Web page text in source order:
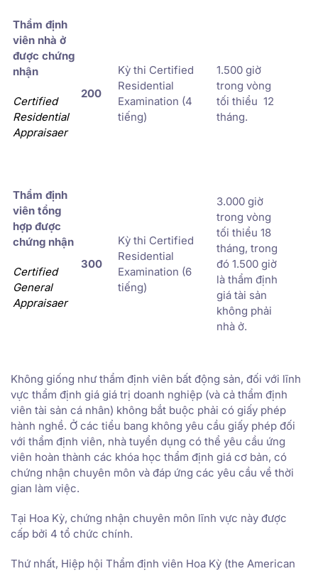
Thẩm định
viên nhà ở
được chứng
nhận
Certified
Residential
Appraisaer
200
Kỳ thi Certified
Residential
Examination (4
tiếng)
1.500 giờ
trong vòng
tối thiểu 12
tháng.
Thẩm định
viên tổng
hợp được
chứng nhận
Certified
General
Appraisaer
300
Kỳ thi Certified
Residential
Examination (6
tiếng)
3.000 giờ
trong vòng
tối thiểu 18
tháng, trong
đó 1.500 giờ
là thẩm định
giá tài sản
không phải
nhà ở.
Không giống như thẩm định viên bất động sản, đối với lĩnh
vực thẩm định giá giá trị doanh nghiệp (và cả thẩm định
viên tài sản cá nhân) không bắt buộc phải có giấy phép
hành nghề. Ở các tiểu bang không yêu cầu giấy phép đối
với thẩm định viên, nhà tuyển dụng có thể yêu cầu ứng
viên hoàn thành các khóa học thẩm định giá cơ bản, có
chứng nhận chuyên môn và đáp ứng các yêu cầu về thời
gian làm việc.
Tại Hoa Kỳ, chứng nhận chuyên môn lĩnh vực này được
cấp bởi 4 tổ chức chính.
Thứ nhất, Hiệp hội Thẩm định viên Hoa Kỳ (the American